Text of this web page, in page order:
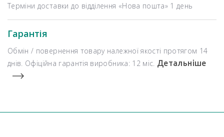
Терміни доставки до відділення «Нова пошта» 1 день
Гарантія
Обмін / повернення товару належної якості протягом 14
днів. Офіційна гарантія виробника: 12 міс. Детальніше